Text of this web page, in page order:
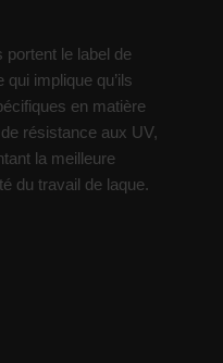
portent le label de
implique qu’ils
en matière
résistance aux UV,
la meilleure
du travail de laque.